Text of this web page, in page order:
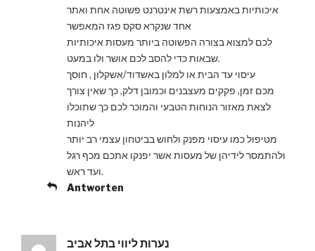
איכותיות באמצעות רשת אינטרנט פשוטה אחת ואתר
אחד שנקרא סקס פגז המאפשר
לכם למצוא בצורה הפשוטה ביותר מעסות איכותיות
שבאות כדי להסב לכם אושר ולו במעט.
עיסוי עד הבית או למלון באשדוד/אשקלון , חוסך
מכם זמן, פקקים מעצבנים וכמובן דלק, כך שאין צורך
לצאת מאזור הנוחות הטבעי והמוכר לכם כך שתוכלו
ליהנות
מטיפול כמו עיסוי מפנק ולחוש בביטחון עצמי רב יותר
ולהתמסר לידיהן של מעסות אשר יפנקו אתכם מכף רגל
ועד ראש.
Antworten
נערות ליווי בתל אביב